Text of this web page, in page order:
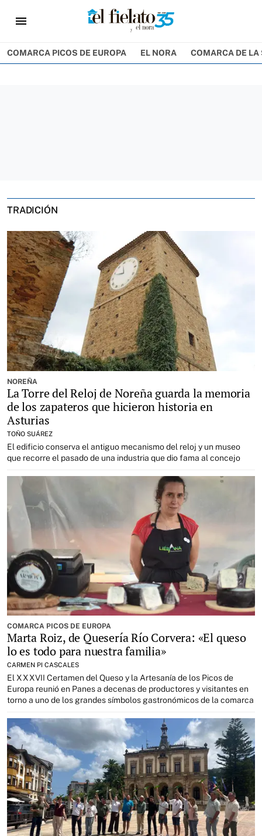
menu
COMARCA PICOS DE EUROPA EL NORA COMARCA DE LA
TRADICIÓN
NOREÑA
La Torre del Reloj de Noreña guarda la memoria
de los zapateros que hicieron historia en
Asturias
TOÑO SUÁREZ
El edificio conserva el antiguo mecanismo del reloj y un museo
que recorre el pasado de una industria que dio fama al concejo
COMARCA PICOS DE EUROPA
Marta Roiz, de Quesería Río Corvera: «El queso
lo es todo para nuestra familia»
CARMEN PI CASCALES
El XXXVII Certamen del Queso y la Artesanía de los Picos de
Europa reunió en Panes a decenas de productores y visitantes en
torno a uno de los grandes símbolos gastronómicos de la comarca